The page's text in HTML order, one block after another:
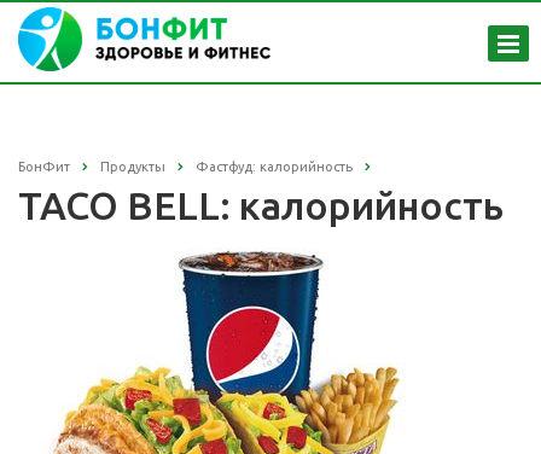
БонФит Продукты Фастфуд: калорийность
TACO BELL: калорийность